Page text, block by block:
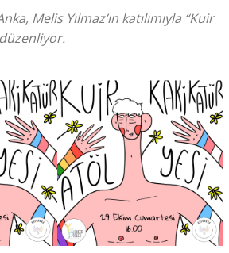
Melis Yılmaz’ın katılımıyla “Kuir